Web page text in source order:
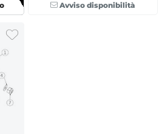
Avviso disponibilità